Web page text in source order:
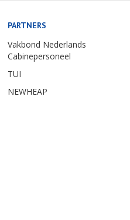
PARTNERS
Vakbond Nederlands
Cabinepersoneel
TUI
NEWHEAP